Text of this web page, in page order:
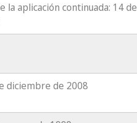
la aplicación continuada: 14 de
diciembre de 2008